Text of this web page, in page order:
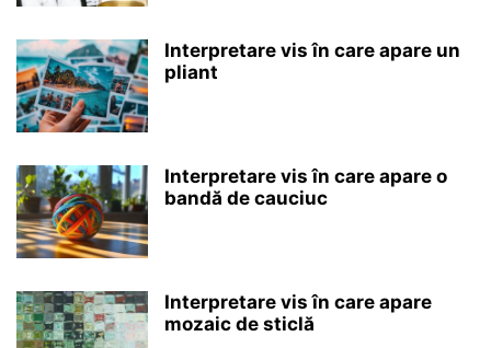
Interpretare vis în care apare un
pliant
Interpretare vis în care apare o
bandă de cauciuc
Interpretare vis în care apare
mozaic de sticlă